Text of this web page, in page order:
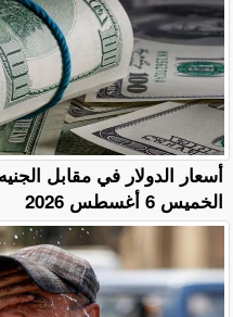
أسعار الدولار في مقابل
الخميس 6 أغسطس 2026